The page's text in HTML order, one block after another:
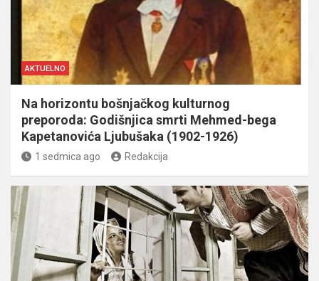
AKTUELNO
Na horizontu bošnjačkog kulturnog
preporoda: Godišnjica smrti Mehmed-bega
Kapetanovića Ljubušaka (1902-1926)
1 sedmica ago Redakcija